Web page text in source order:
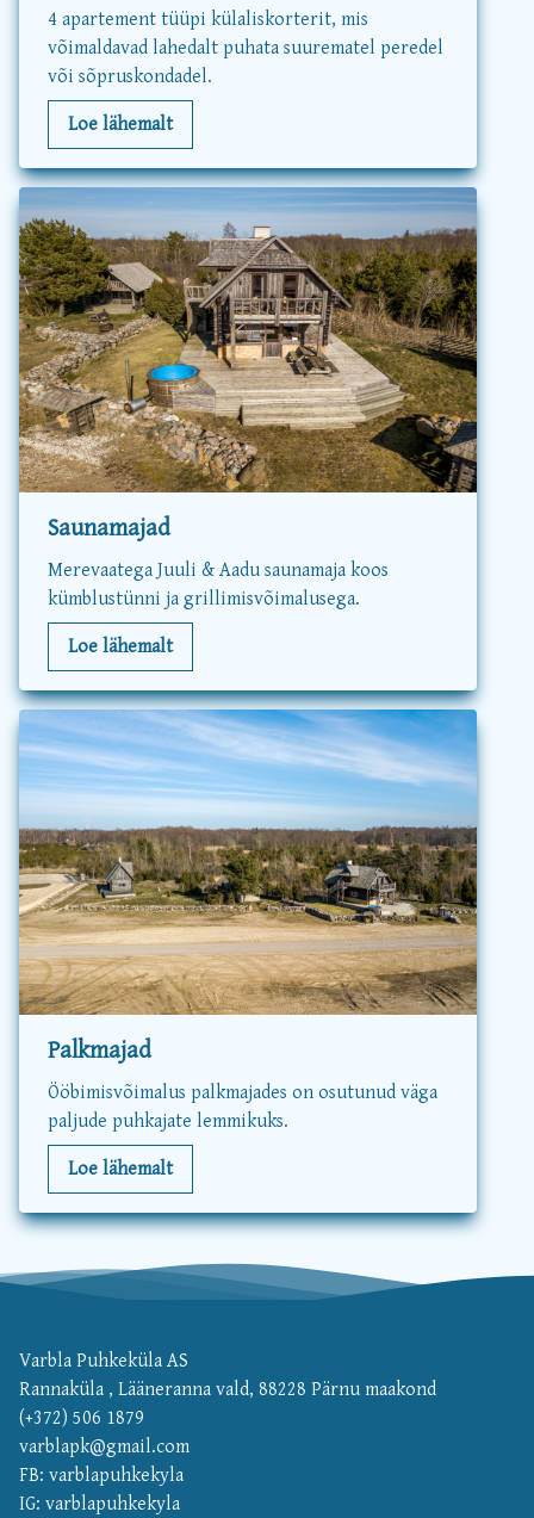
4 apartement tüüpi külaliskorterit, mis
võimaldavad lahedalt puhata suurematel peredel
või sõpruskondadel.
Loe lähemalt
Saunamajad
Merevaatega Juuli & Aadu saunamaja koos
kümblustünni ja grillimisvõimalusega.
Loe lähemalt
Palkmajad
Ööbimisvõimalus palkmajades on osutunud väga
paljude puhkajate lemmikuks.
Loe lähemalt
Varbla Puhkeküla AS
Rannaküla , Lääneranna vald, 88228 Pärnu maakond
(+372) 506 1879
varblapk@gmail.com
FB: varblapuhkekyla
IG: varblapuhkekyla